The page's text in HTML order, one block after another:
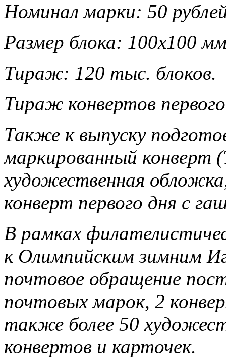
Номинал марки: 50
Размер блока: 100х100
Тираж: 120 тыс. блоков.
Тираж конвертов
Также к выпуску
маркированный конверт
художественная
конверт первого дня с
В рамках
к Олимпийским зимним
почтовое обращение
почтовых марок, 2
также более 50
конвертов и карточек.